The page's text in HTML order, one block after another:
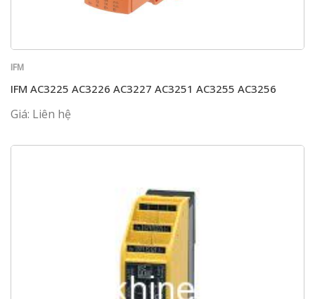
IFM
IFM AC3225 AC3226 AC3227 AC3251 AC3255 AC3256
Giá: Liên hệ